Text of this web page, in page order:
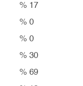
% 17
% 0
% 0
% 30
% 69